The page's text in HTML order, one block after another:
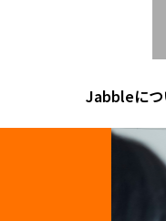
Jabbleにつ